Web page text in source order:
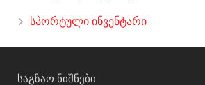
სპორტული ინვენტარი
საგზაო ნიშნები